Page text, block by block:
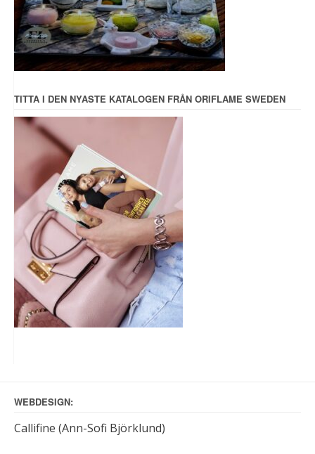
TITTA I DEN NYASTE KATALOGEN FRÅN ORIFLAME SWEDEN
WEBDESIGN:
Callifine (Ann-Sofi Björklund)